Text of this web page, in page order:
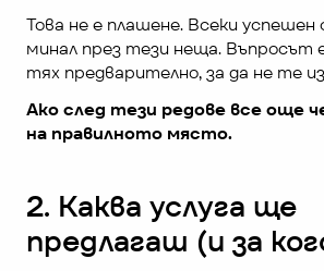
Това не е плашене. Всеки успешен
минал през тези неща. Въпросът
тях предварително, за да не те
Ако след тези редове все още
на правилното място.
2. Каква услуга ще
предлагаш (и за